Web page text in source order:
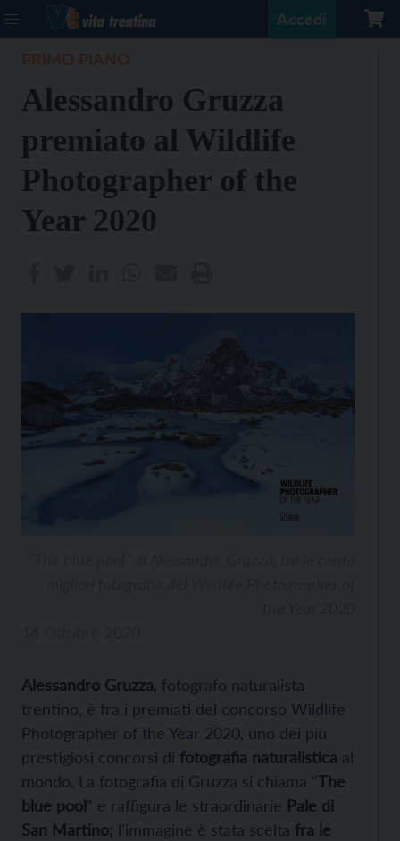
Accedi
Alessandro Gruzza
premiato al Wildlife
Photographer of the
Year 2020
Alessandro Gruzza , fotografo naturalista
trentino, è fra i premiati del concorso Wildlife
Photographer of the Year 2020 , uno dei più
prestigiosi concorsi di fotografia naturalistica al
mondo. La fotografia di Gruzza si chiama “The
blue pool” e raffigura le straordinarie Pale di
San Martino; l’immagine è stata scelta fra le